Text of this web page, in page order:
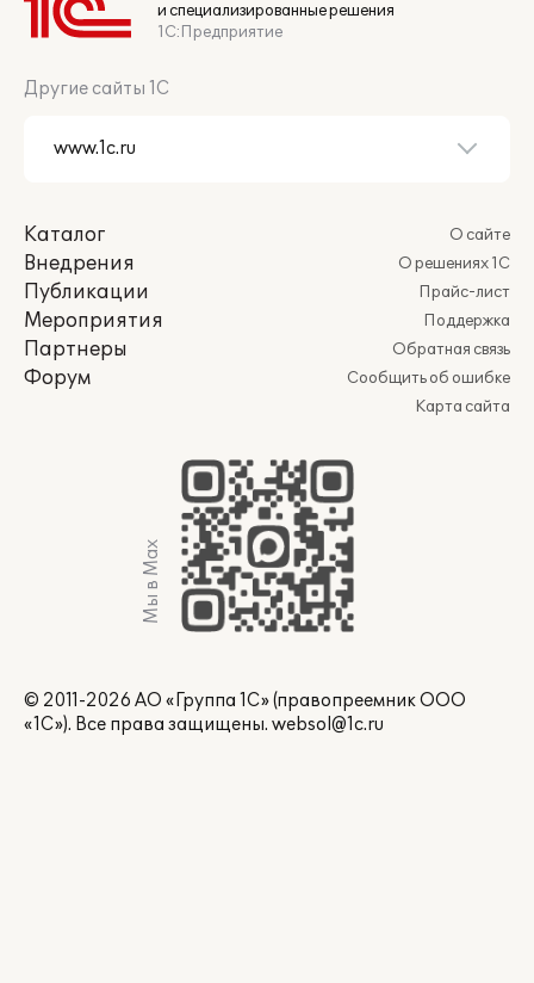
и специализированные решения
1С:Предприятие
Другие сайты 1С
Каталог
Внедрения
Публикации
Мероприятия
Партнеры
Форум
О сайте
О решениях 1С
Прайс-лист
Поддержка
Обратная связь
Сообщить об ошибке
Карта сайта
Мы в Max
© 2011-2026 АО «Группа 1С» (правопреемник ООО
«1С»). Все права защищены. websol@1c.ru